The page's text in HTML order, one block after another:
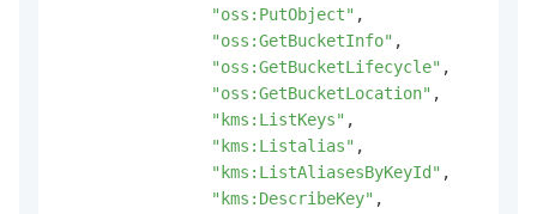
"oss:PutObject" ,
"oss:GetBucketInfo" ,
"oss:GetBucketLifecycle" ,
"oss:GetBucketLocation" ,
"kms:ListKeys" ,
"kms:Listalias" ,
"kms:ListAliasesByKeyId" ,
"kms:DescribeKey" ,